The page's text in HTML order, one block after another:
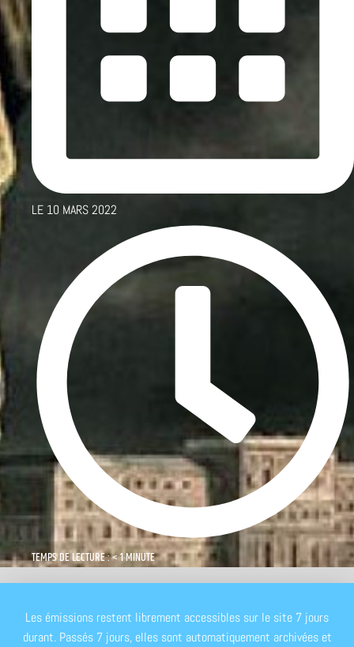
LE 10 MARS 2022
TEMPS DE LECTURE : < 1 MINUTE
Les émissions restent librement accessibles sur le site 7 jours
durant. Passés 7 jours, elles sont automatiquement archivées et